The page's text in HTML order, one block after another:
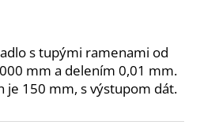
s tupými ramenami od
mm a delením 0,01 mm.
je 150 mm, s výstupom dát.